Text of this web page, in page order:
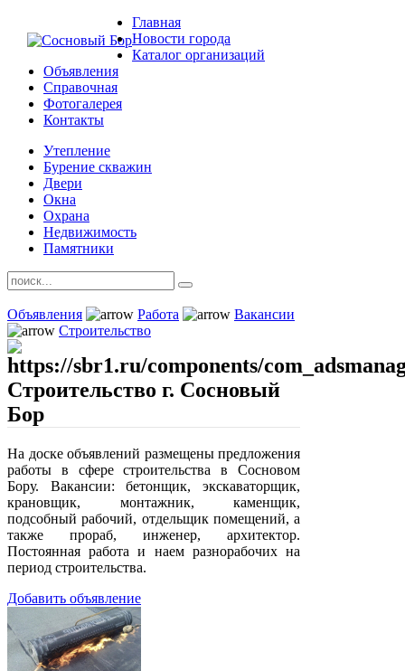
Главная
Новости города
Каталог организаций
Объявления
Справочная
Фотогалерея
Контакты
Утепление
Бурение скважин
Двери
Окна
Охрана
Недвижимость
Памятники
Объявления Работа
Вакансии
Строительство
Строительство г. Сосновый
Бор
На доске объявлений размещены предложения
работы в сфере строительства в Сосновом
Бору. Вакансии: бетонщик, экскаваторщик,
крановщик, монтажник, каменщик,
подсобный рабочий, отдельщик помещений, а
также прораб, инженер, архитектор.
Постоянная работа и наем разнорабочих на
период строительства.
Добавить объявление